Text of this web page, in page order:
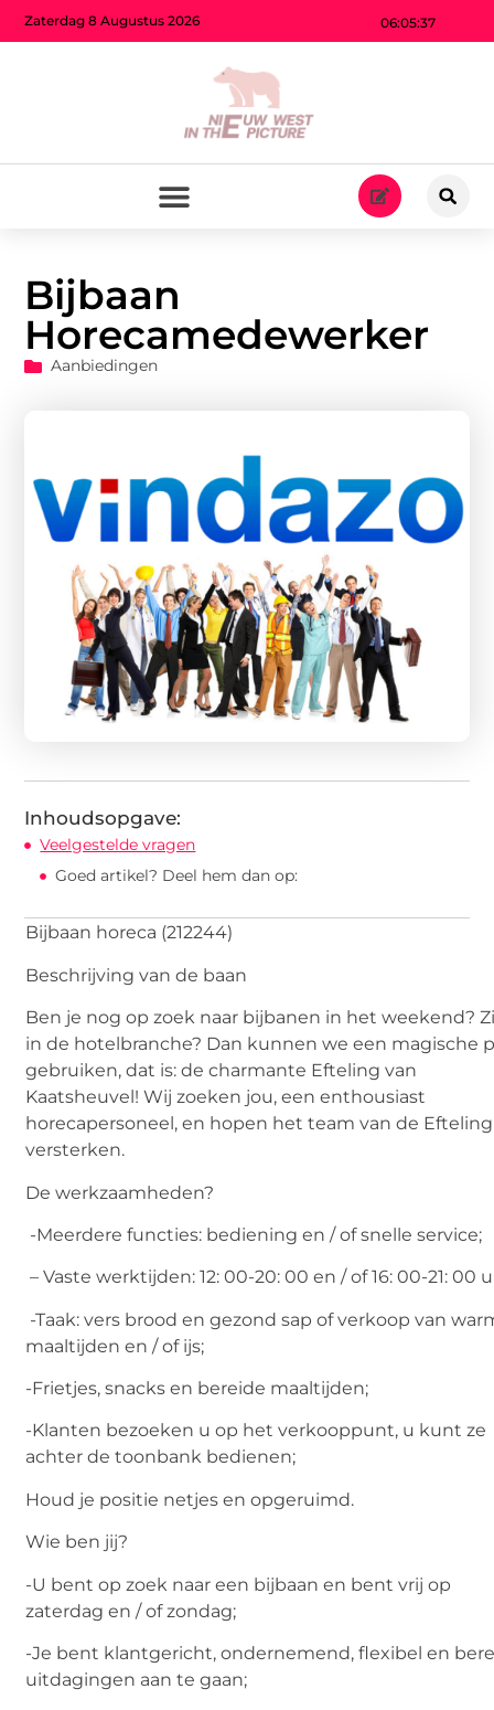
06:05:38
Zaterdag 8 Augustus 2026
Bijbaan
Horecamedewerker
Aanbiedingen
Inhoudsopgave:
Veelgestelde vragen
Goed artikel? Deel hem dan op:
Bijbaan horeca (212244)
Beschrijving van de baan
Ben je nog op zoek naar bijbanen in het weekend?
in de hotelbranche? Dan kunnen we een magische
gebruiken, dat is: de charmante Efteling van
Kaatsheuvel! Wij zoeken jou, een enthousiast
horecapersoneel, en hopen het team van de
versterken.
De werkzaamheden?
-Meerdere functies: bediening en / of snelle service;
– Vaste werktijden: 12: 00-20: 00 en / of 16: 00-21: 00
-Taak: vers brood en gezond sap of verkoop van
maaltijden en / of ijs;
-Frietjes, snacks en bereide maaltijden;
-Klanten bezoeken u op het verkooppunt, u kunt ze
achter de toonbank bedienen;
Houd je positie netjes en opgeruimd.
Wie ben jij?
-U bent op zoek naar een bijbaan en bent vrij op
zaterdag en / of zondag;
-Je bent klantgericht, ondernemend, flexibel en
uitdagingen aan te gaan;